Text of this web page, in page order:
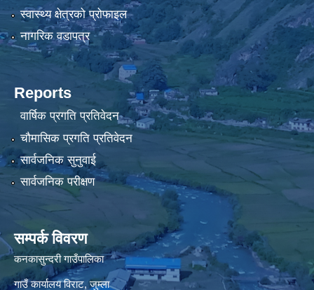
स्वास्थ्य क्षेत्रको प्रोफाइल
नागरिक वडापत्र
Reports
वार्षिक प्रगति प्रतिवेदन
चौमासिक प्रगति प्रतिवेदन
सार्वजनिक सुनुवाई
सार्वजनिक परीक्षण
सम्पर्क विवरण
कनकासुन्दरी गाउँपालिका
गाउँ कार्यालय विराट, जुम्ला